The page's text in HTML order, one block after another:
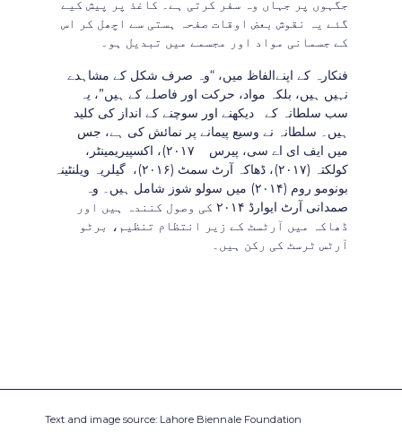
جگہوں پر جہاں وہ سفر کرتی ہے۔ کاغذ پر پیش کیے
گئے یہ نقوش بعض اوقات صفحہ ہستی سے اچھل کر اس
کے جسمانی مواد اور مجسمے میں تبدیل ہو۔
فنکارہ کے اپنےالفاظ میں، “وہ صرف شکل کے مشاہدے
نہیں ہیں، بلکہ مواد، حرکت اور فاصلے کے ہیں”، یہ
سب سلطانہ کے دیکھنے اور سوچنے کے انداز کی کلید
ہیں۔ سلطانہ نے وسیع پیمانے پر نمائش کی ہے، جس
میں ایف ای اے سی، پیرس ۲۰۱۷)، اکسپیریمینٹر،
کولکتہ (۲۰۱۷)، ڈھاکہ آرٹ سمٹ (۲۰۱۶)، گیلریہ ویلنٹینہ
بونومو روم (۲۰۱۴) میں سولو شوز شامل ہیں۔ وہ
صمدانی آرٹ ایوارڈ ۲۰۱۴ کی وصول کنندہ ہیں اور
ڈھاکہ میں آرٹسٹ کے زیر انتظام تنظیم، برٹو
آرٹس ٹرسٹ کی رکن ہیں۔
Text and image source: Lahore Biennale Foundation